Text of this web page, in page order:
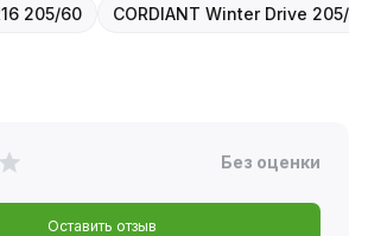
205/60 CORDIANT Winter Drive 205/
Без оценки
Оставить отзыв